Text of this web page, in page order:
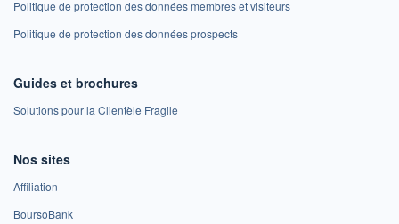
Politique de protection des données membres et visiteurs
Politique de protection des données prospects
Guides et brochures
Solutions pour la Clientèle Fragile
Nos sites
Affiliation
BoursoBank